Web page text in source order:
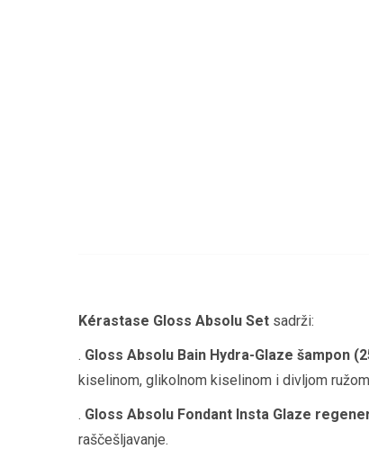
Kérastase Gloss Absolu Set sadrži:
. Gloss Absolu Bain Hydra-Glaze šampon
kiselinom, glikolnom kiselinom i divljom
. Gloss Absolu Fondant Insta Glaze
raščešljavanje.